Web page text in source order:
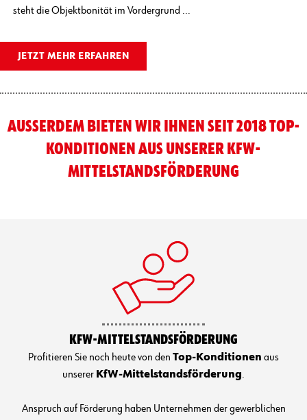
steht die Objektbonität im Vordergrund ...
JETZT MEHR ERFAHREN
AUSSERDEM BIETEN WIR IHNEN SEIT 2018 TOP-
KONDITIONEN AUS UNSERER KFW-
MITTELSTANDS­FÖRDERUNG
KFW-MITTELSTANDSFÖRDERUNG
Profitieren Sie noch heute von den Top-Konditionen aus
unserer KfW-Mittelstandsförderung.
Anspruch auf Förderung haben Unternehmen der gewerblichen